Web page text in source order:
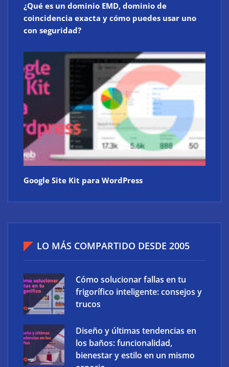
¿Qué es un dominio EMD, dominio de
coincidencia exacta y cómo puedes usar uno
con seguridad?
Google Site Kit para WordPress
LO MÁS COMPARTIDO DESDE 2005
Cómo solucionar fallas en tu
frigorífico inteligente: consejos y
trucos
Diseño y últimas tendencias en
los baños: funcionalidad,
bienestar y estilo en un mismo